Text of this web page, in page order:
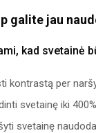
galite jau
kad svetainė
kontrastą per
svetainę iki
svetainę